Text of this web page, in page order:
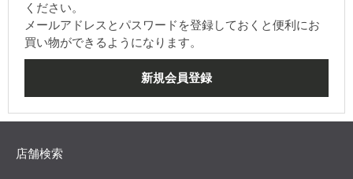
ください。
メールアドレスとパスワードを登録しておくと便利にお
買い物ができるようになります。
店舗検索